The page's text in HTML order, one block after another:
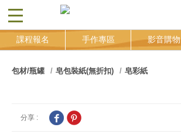
CLOSE
課程報名 手作專區 影音購物
包材/瓶罐 皂包裝紙(無折扣) 皂彩紙
分享 :